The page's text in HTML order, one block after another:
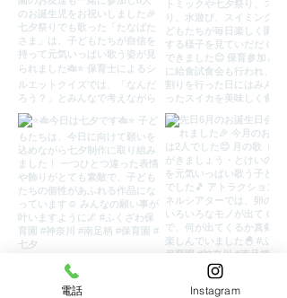
電話 Instagram